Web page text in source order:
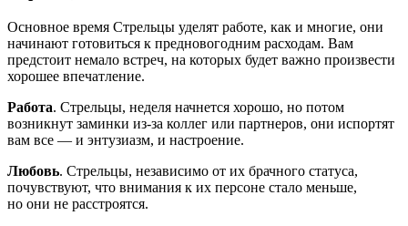
Основное время Стрельцы уделят работе, как и многие, они
начинают готовиться к предновогодним расходам. Вам
предстоит немало встреч, на которых будет важно произвести
хорошее впечатление.
Работа. Стрельцы, неделя начнется хорошо, но потом
возникнут заминки из-за коллег или партнеров, они испортят
вам все — и энтузиазм, и настроение.
Любовь. Стрельцы, независимо от их брачного статуса,
почувствуют, что внимания к их персоне стало меньше,
но они не расстроятся.